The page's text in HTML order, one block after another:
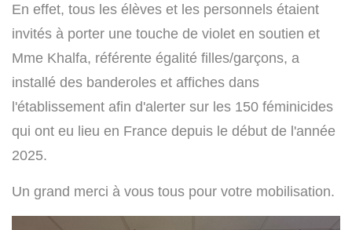
En effet, tous les élèves et les personnels étaient
invités à porter une touche de violet en soutien et
Mme Khalfa, référente égalité filles/garçons, a
installé des banderoles et affiches dans
l'établissement afin d'alerter sur les 150 féminicides
qui ont eu lieu en France depuis le début de l'année
2025.
Un grand merci à vous tous pour votre mobilisation.